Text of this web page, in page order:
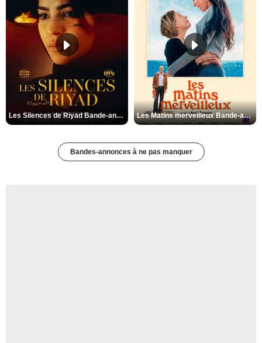
Les Silences de Riyad Bande-annonce VO STFR Les Matins merveilleux Bande-annonce VF
Bandes-annonces à ne pas manquer